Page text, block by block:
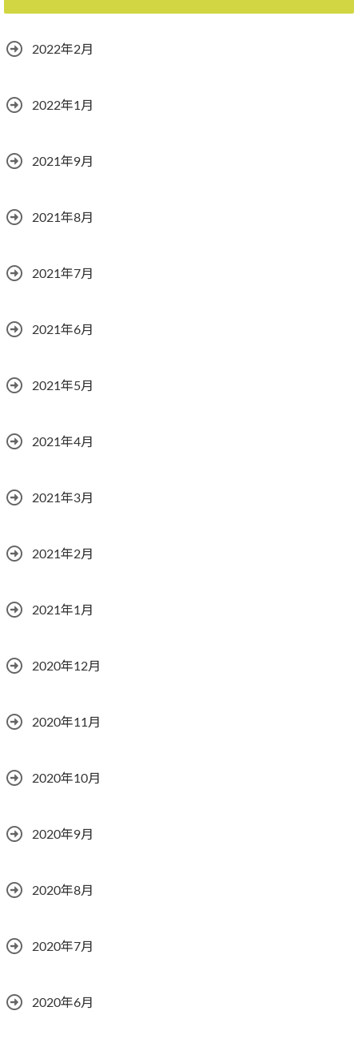
2022年2月
2022年1月
2021年9月
2021年8月
2021年7月
2021年6月
2021年5月
2021年4月
2021年3月
2021年2月
2021年1月
2020年12月
2020年11月
2020年10月
2020年9月
2020年8月
2020年7月
2020年6月